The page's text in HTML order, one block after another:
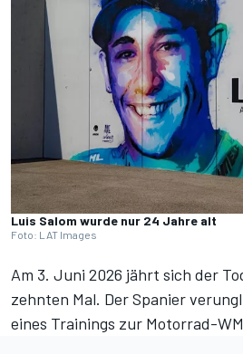
Luis Salom wurde nur 24 Jahre alt
Foto: LAT Images
Am 3. Juni 2026 jährt sich der
zehnten Mal. Der Spanier
eines Trainings zur Motorrad-